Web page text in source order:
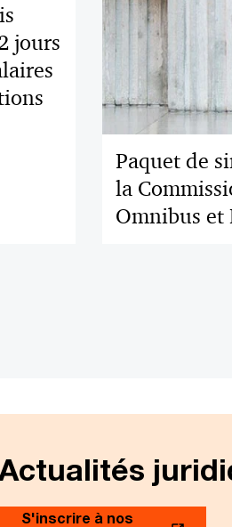
jours
Paquet de
la
Omnibus et
S'inscrire à nos